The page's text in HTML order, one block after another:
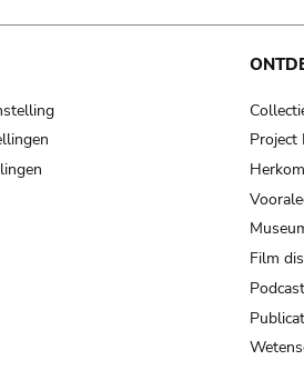
Project
Film